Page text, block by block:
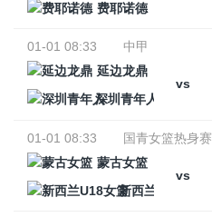
费耶诺德
01-01 08:33
中甲
延边龙鼎
vs
深圳青年人
01-01 08:33
国青女篮热身赛
蒙古女篮
vs
新西兰U18女篮